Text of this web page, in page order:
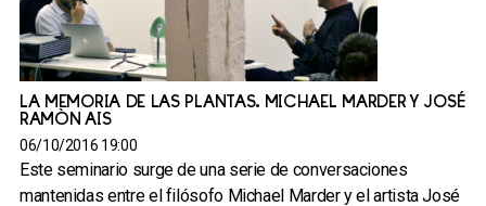
LA MEMORIA DE LAS PLANTAS. MICHAEL MARDER Y JOSÉ
RAMÓN AIS
06/10/2016 19:00
Este seminario surge de una serie de conversaciones
mantenidas entre el filósofo Michael Marder y el artista José